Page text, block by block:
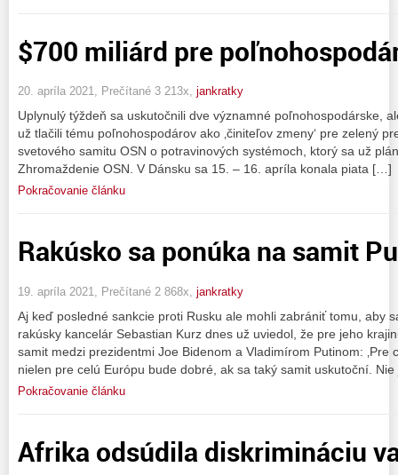
$700 miliárd pre
20. apríla 2021, Prečítané 3 213x, jankratky
Uplynulý týždeň sa uskutočnili dve významné poľnohospodárske,
už tlačili tému poľnohospodárov ako ‚činiteľov zmeny‘ pre zelený
svetového samitu OSN o potravinových systémoch, ktorý sa už
Zhromaždenie OSN. V Dánsku sa 15. – 16. apríla konala piata […]
Pokračovanie článku
Rakúsko sa ponúka na samit
19. apríla 2021, Prečítané 2 868x, jankratky
Aj keď posledné sankcie proti Rusku ale mohli zabrániť tomu, aby
rakúsky kancelár Sebastian Kurz dnes už uviedol, že pre jeho
samit medzi prezidentmi Joe Bidenom a Vladimírom Putinom: ‚Pre
nielen pre celú Európu bude dobré, ak sa taký samit uskutoční.
Pokračovanie článku
Afrika odsúdila diskrimináciu